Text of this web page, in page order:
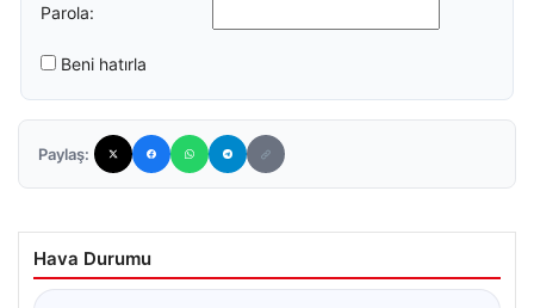
Parola:
Beni hatırla
Paylaş:
Hava Durumu